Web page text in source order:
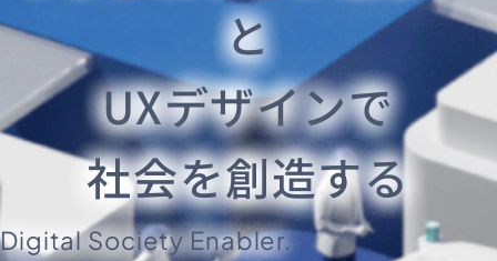
と
UXデザインで
社会を創造する
Digital Society Enabler.